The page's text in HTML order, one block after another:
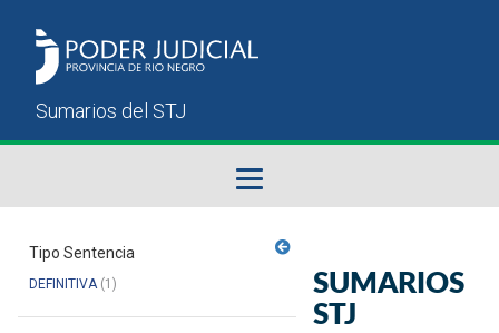
Sumarios del STJ
Tipo Sentencia
DEFINITIVA(1)
SUMARIOS
STJ